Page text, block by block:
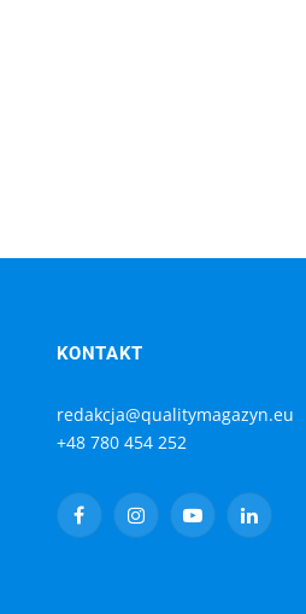
KONTAKT
redakcja@qualitymagazyn.eu
+48 780 454 252
FacebookInstagramYouTubeLinkedIn